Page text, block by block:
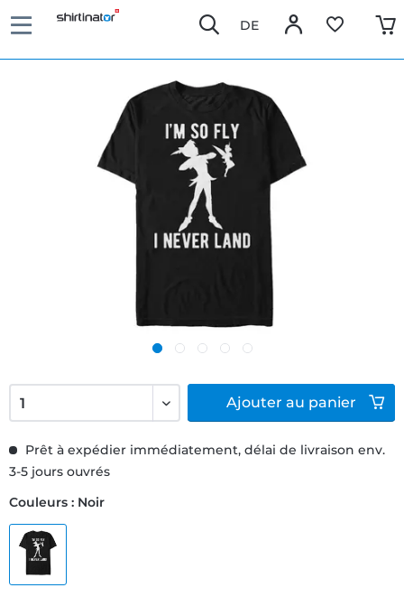
DE
Prêt à expédier immédiatement, délai de livraison env.
3-5 jours ouvrés
Couleurs : Noir
Ajouter au panier